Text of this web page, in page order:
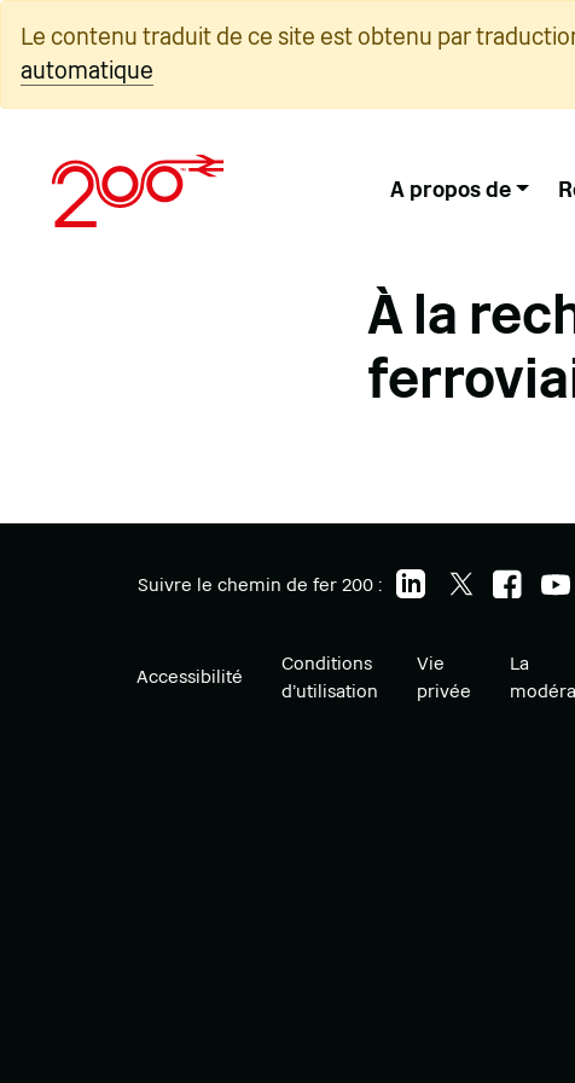
content
Le contenu traduit de ce site est obtenu par
automatique
A propos de
À la
Suivre le chemin de fer 200 :
Accessibilité
Conditions
d'utilisation
Vie
privée
La